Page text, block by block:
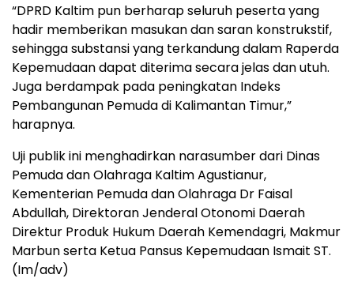
“DPRD Kaltim pun berharap seluruh peserta yang
hadir memberikan masukan dan saran konstrukstif,
sehingga substansi yang terkandung dalam Raperda
Kepemudaan dapat diterima secara jelas dan utuh.
Juga berdampak pada peningkatan Indeks
Pembangunan Pemuda di Kalimantan Timur,”
harapnya.
Uji publik ini menghadirkan narasumber dari Dinas
Pemuda dan Olahraga Kaltim Agustianur,
Kementerian Pemuda dan Olahraga Dr Faisal
Abdullah, Direktoran Jenderal Otonomi Daerah
Direktur Produk Hukum Daerah Kemendagri, Makmur
Marbun serta Ketua Pansus Kepemudaan Ismait ST.
(Im/adv)